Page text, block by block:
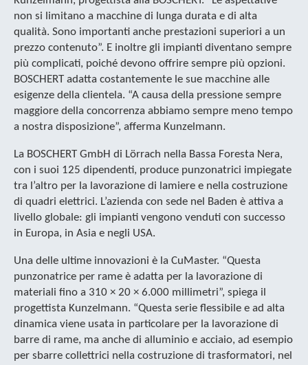
non si limitano a macchine di lunga durata e di alta
qualità. Sono importanti anche prestazioni superiori a un
prezzo contenuto”. E inoltre gli impianti diventano sempre
più complicati, poiché devono offrire sempre più opzioni.
BOSCHERT adatta costantemente le sue macchine alle
esigenze della clientela. “A causa della pressione sempre
maggiore della concorrenza abbiamo sempre meno tempo
a nostra disposizione”, afferma Kunzelmann.
La BOSCHERT GmbH di Lörrach nella Bassa Foresta Nera,
con i suoi 125 dipendenti, produce punzonatrici impiegate
tra l’altro per la lavorazione di lamiere e nella costruzione
di quadri elettrici. L’azienda con sede nel Baden è attiva a
livello globale: gli impianti vengono venduti con successo
in Europa, in Asia e negli USA.
Una delle ultime innovazioni è la CuMaster. “Questa
punzonatrice per rame è adatta per la lavorazione di
materiali fino a 310 × 20 × 6.000 millimetri”, spiega il
progettista Kunzelmann. “Questa serie flessibile e ad alta
dinamica viene usata in particolare per la lavorazione di
barre di rame, ma anche di alluminio e acciaio, ad esempio
per sbarre collettrici nella costruzione di trasformatori, nel